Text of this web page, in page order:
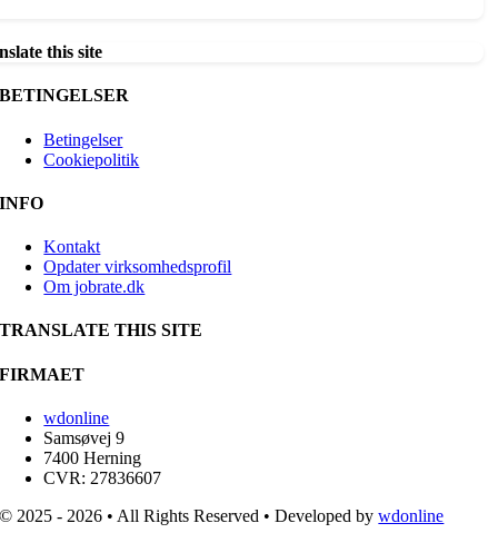
this site
BETINGELSER
Betingelser
Cookiepolitik
INFO
Kontakt
Opdater virksomhedsprofil
Om jobrate.dk
TRANSLATE THIS SITE
FIRMAET
wdonline
Samsøvej 9
7400 Herning
CVR: 27836607
© 2025 - 2026 • All Rights Reserved • Developed bywdonline